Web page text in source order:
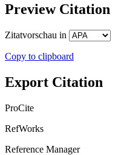
Preview Citation
Zitatvorschau in
Copy to clipboard
Export Citation
ProCite
RefWorks
Reference Manager